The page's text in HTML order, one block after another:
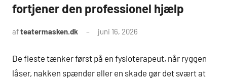
fortjener den professionel hjælp
afteatermasken.dk juni 16, 2026
De fleste tænker først på en fysioterapeut, når ryggen
låser, nakken spænder eller en skade gør det svært at